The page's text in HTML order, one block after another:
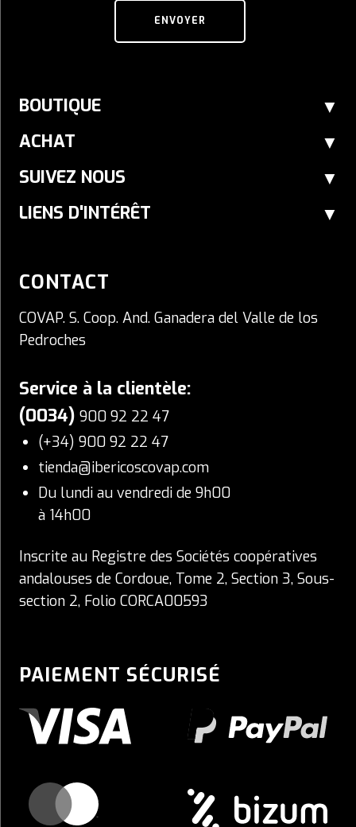
ENVOYER
BOUTIQUE
ACHAT
SUIVEZ NOUS
LIENS D'INTÉRÊT
CONTACT
COVAP. S. Coop. And. Ganadera del Valle de los
Pedroches
Service à la clientèle:
(0034) 900 92 22 47
(+34) 900 92 22 47
tienda@ibericoscovap.com
Du lundi au vendredi de 9h00
à 14h00
Inscrite au Registre des Sociétés coopératives
andalouses de Cordoue, Tome 2, Section 3, Sous-
section 2, Folio CORCA00593
PAIEMENT SÉCURISÉ